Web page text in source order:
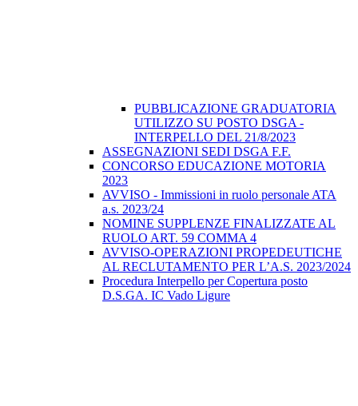
PUBBLICAZIONE GRADUATORIA
UTILIZZO SU POSTO DSGA -
INTERPELLO DEL 21/8/2023
ASSEGNAZIONI SEDI DSGA F.F.
CONCORSO EDUCAZIONE MOTORIA
2023
AVVISO - Immissioni in ruolo personale ATA
a.s. 2023/24
NOMINE SUPPLENZE FINALIZZATE AL
RUOLO ART. 59 COMMA 4
AVVISO-OPERAZIONI PROPEDEUTICHE
AL RECLUTAMENTO PER L’A.S. 2023/2024
Procedura Interpello per Copertura posto
D.S.GA. IC Vado Ligure